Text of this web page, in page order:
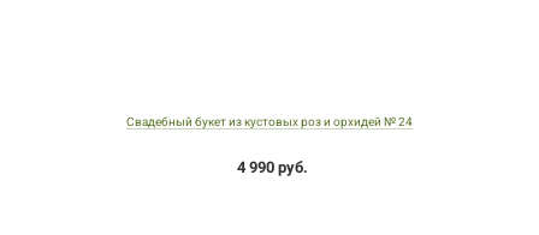
Свадебный букет из кустовых роз и орхидей № 24
4 990 руб.